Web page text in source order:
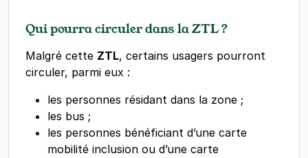
Qui pourra circuler dans la ZTL ?
Malgré cette ZTL, certains usagers pourront
circuler, parmi eux :
les personnes résidant dans la zone ;
les bus ;
les personnes bénéficiant d’une carte
mobilité inclusion ou d’une carte